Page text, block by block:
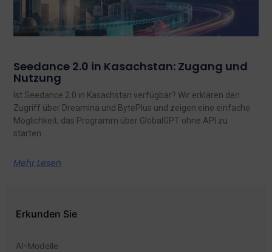
Seedance 2.0 in Kasachstan: Zugang und
Nutzung
Ist Seedance 2.0 in Kasachstan verfügbar? Wir erklären den
Zugriff über Dreamina und BytePlus und zeigen eine einfache
Möglichkeit, das Programm über GlobalGPT ohne API zu
starten.
Mehr Lesen
Erkunden Sie
AI-Modelle